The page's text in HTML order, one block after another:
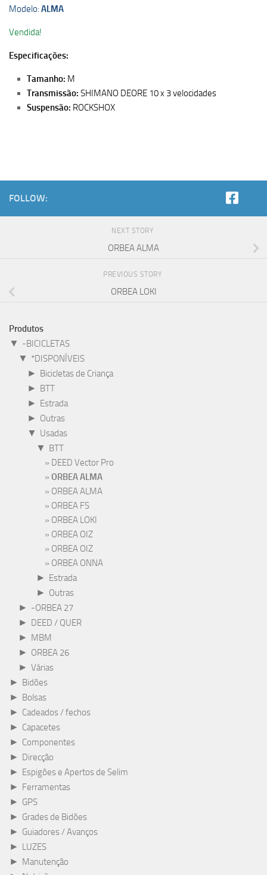
Modelo: ALMA
Vendida!
Especificações:
Tamanho: M
Transmissão: SHIMANO DEORE 10 x 3 velocidades
Suspensão: ROCKSHOX
FOLLOW:
NEXT STORY
ORBEA ALMA
PREVIOUS STORY
ORBEA LOKI
Produtos
▼ -BICICLETAS
▼ *DISPONÍVEIS
► Bicicletas de Criança
► BTT
► Estrada
► Outras
▼ Usadas
▼ BTT
DEED Vector Pro
ORBEA ALMA
ORBEA ALMA
ORBEA FS
ORBEA LOKI
ORBEA OIZ
ORBEA OIZ
ORBEA ONNA
► Estrada
► Outras
► -ORBEA 27
► DEED / QUER
► MBM
► ORBEA 26
► Várias
► Bidões
► Bolsas
► Cadeados / fechos
► Capacetes
► Componentes
► Direcção
► Espigões e Apertos de Selim
► Ferramentas
► GPS
► Grades de Bidões
► Guiadores / Avanços
► LUZES
► Manutenção